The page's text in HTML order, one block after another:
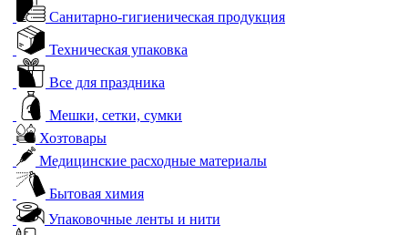
Санитарно-гигиеническая продукция
Техническая упаковка
Все для праздника
Мешки, сетки, сумки
Хозтовары
Медицинские расходные материалы
Бытовая химия
Упаковочные ленты и нити